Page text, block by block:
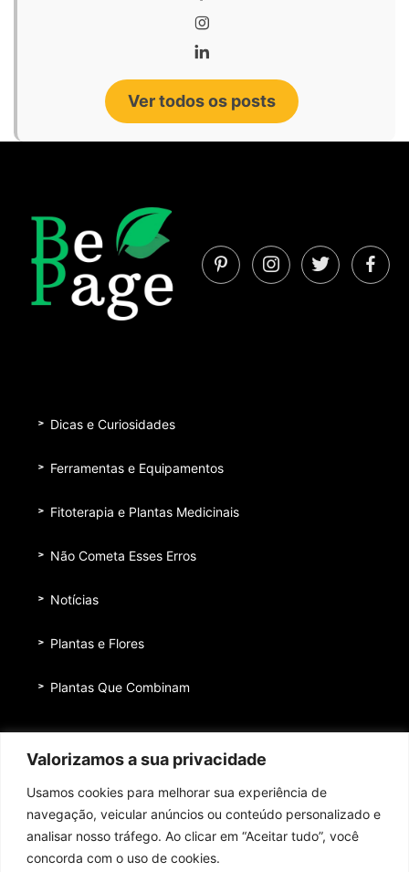
Valorizamos a sua privacidade
Usamos cookies para melhorar sua experiência de
navegação, veicular anúncios ou conteúdo personalizado e
analisar nosso tráfego. Ao clicar em “Aceitar tudo”, você
concorda com o uso de cookies.
Ver todos os posts
Dicas e Curiosidades
Ferramentas e Equipamentos
Fitoterapia e Plantas Medicinais
Não Cometa Esses Erros
Notícias
Plantas e Flores
Plantas Que Combinam
Quem nos patrocina
Contato